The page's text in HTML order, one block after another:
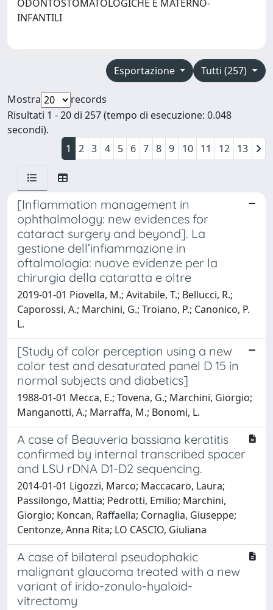
ODONTOSTOMATOLOGICHE E MATERNO-
INFANTILI
Tutti (257)
Esportazione
Mostra
records
Risultati 1 - 20 di 257 (tempo di esecuzione: 0.048
secondi).
1
2 3 4 5 6 7 8 9 10 11 12 13
[Inflammation management in
ophthalmology: new evidences for
cataract surgery and beyond]. La
gestione dell’infiammazione in
oftalmologia: nuove evidenze per la
chirurgia della cataratta e oltre
2019-01-01 Piovella, M.; Avitabile, T.; Bellucci, R.;
Caporossi, A.; Marchini, G.; Troiano, P.; Canonico, P.
L.
[Study of color perception using a new
color test and desaturated panel D 15 in
normal subjects and diabetics]
1988-01-01 Mecca, E.; Tovena, G.; Marchini, Giorgio;
Manganotti, A.; Marraffa, M.; Bonomi, L.
A case of Beauveria bassiana keratitis
confirmed by internal transcribed spacer
and LSU rDNA D1-D2 sequencing.
2014-01-01 Ligozzi, Marco; Maccacaro, Laura;
Passilongo, Mattia; Pedrotti, Emilio; Marchini,
Giorgio; Koncan, Raffaella; Cornaglia, Giuseppe;
Centonze, Anna Rita; LO CASCIO, Giuliana
A case of bilateral pseudophakic
malignant glaucoma treated with a new
variant of irido-zonulo-hyaloid-
vitrectomy